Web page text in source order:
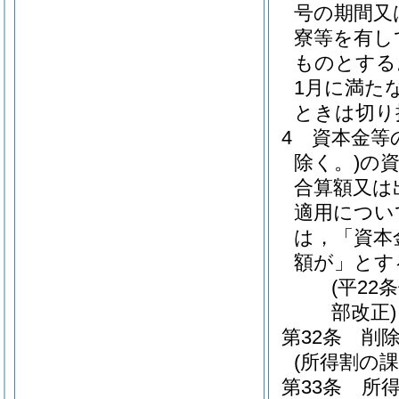
号の期間
寮等を有
ものとす
1月に満た
ときは切
4
資本金等
除く。)の
合算額又
適用につ
は，「資
額が」とす
(平22
部改正)
第32条
削
(所得割の
第33条
所